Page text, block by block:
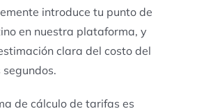
introduce tu punto de
en nuestra plataforma, y
clara del costo del
de cálculo de tarifas es